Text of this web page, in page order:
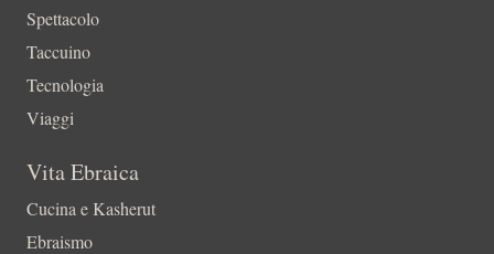
Spettacolo
Taccuino
Tecnologia
Viaggi
Vita Ebraica
Cucina e Kasherut
Ebraismo